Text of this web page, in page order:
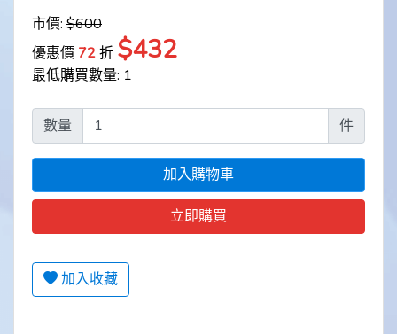
市價: $600
優惠價 72折 $432
最低購買數量: 1
數量 件
加入購物車
立即購買
加入收藏